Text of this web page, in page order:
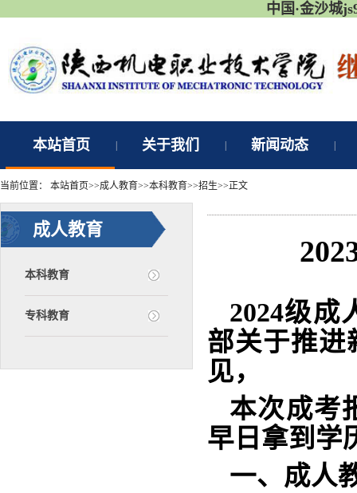
中国·金沙城
本站首页 关于我们 新闻动态
当前位置： 本站首页>>成人教育>>本科教育>>招生>>正文
成人教育
本科教育
专科教育
2024级成
部关于推进
见，
本次成考
早日拿到学
一、成人